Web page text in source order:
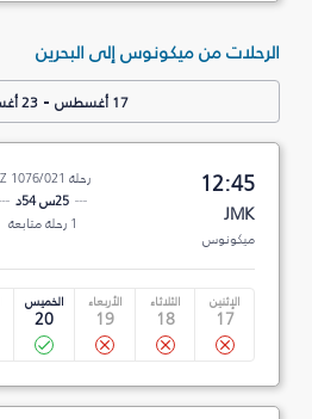
الرحلات من ميكونوس إلى البحرين
17 أغسطس -23 أغسطس
12:45
JMK
ميكونوس
رحلة FZ 1076/021
25س 54د
1 رحلة متابعة
الإثنين
17
الثلاثاء
18
الأربعاء
19
الخميس
20